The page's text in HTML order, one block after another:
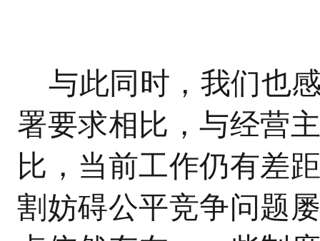
与此同时，我们也
署要求相比，与经营
比，当前工作仍有差
割妨碍公平竞争问题